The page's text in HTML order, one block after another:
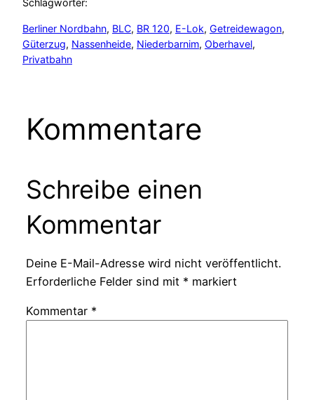
Schlagwörter:
Berliner Nordbahn, BLC, BR 120, E-Lok, Getreidewagon
Güterzug, Nassenheide, Niederbarnim, Oberhavel
Privatbahn
Kommentare
Schreibe einen
Kommentar
Deine E-Mail-Adresse wird nicht veröffentlicht.
Erforderliche Felder sind mit * markiert
Kommentar *